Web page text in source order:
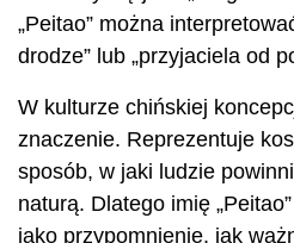
„Peitao” można
drodze” lub „przyjaciela od
W kulturze chińskiej
znaczenie. Reprezentuje
sposób, w jaki ludzie
naturą. Dlatego imię
jako przypomnienie, jak